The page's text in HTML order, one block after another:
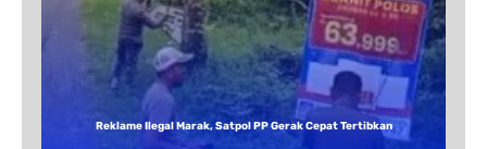
Reklame Ilegal Marak, Satpol PP Gerak Cepat Tertibkan